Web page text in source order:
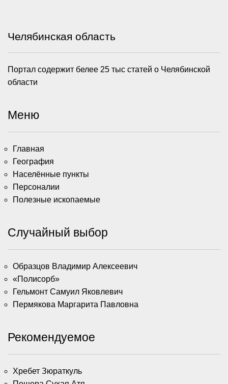
Челябинская область
Портал содержит белее 25 тыс статей о Челябинской
области
Меню
Главная
География
Населённые пункты
Персоналии
Полезные ископаемые
Случайный выбор
Образцов Владимир Алексеевич
«Полисорб»
Гельмонт Самуил Яковлевич
Пермякова Маргарита Павловна
Рекомендуемое
Хребет Зюраткуль